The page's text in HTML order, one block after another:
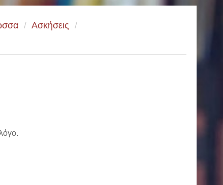
/ Ασκήσεις /